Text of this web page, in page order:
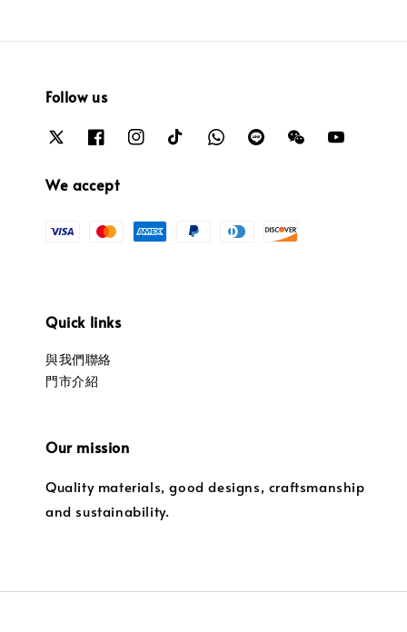
Follow us
We accept
Quick links
與我們聯絡
門市介紹
Our mission
Quality materials, good designs, craftsmanship
and sustainability.